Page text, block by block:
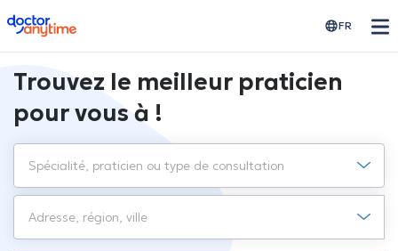
doctoranytime FR
Trouvez le meilleur praticien
pour vous à !